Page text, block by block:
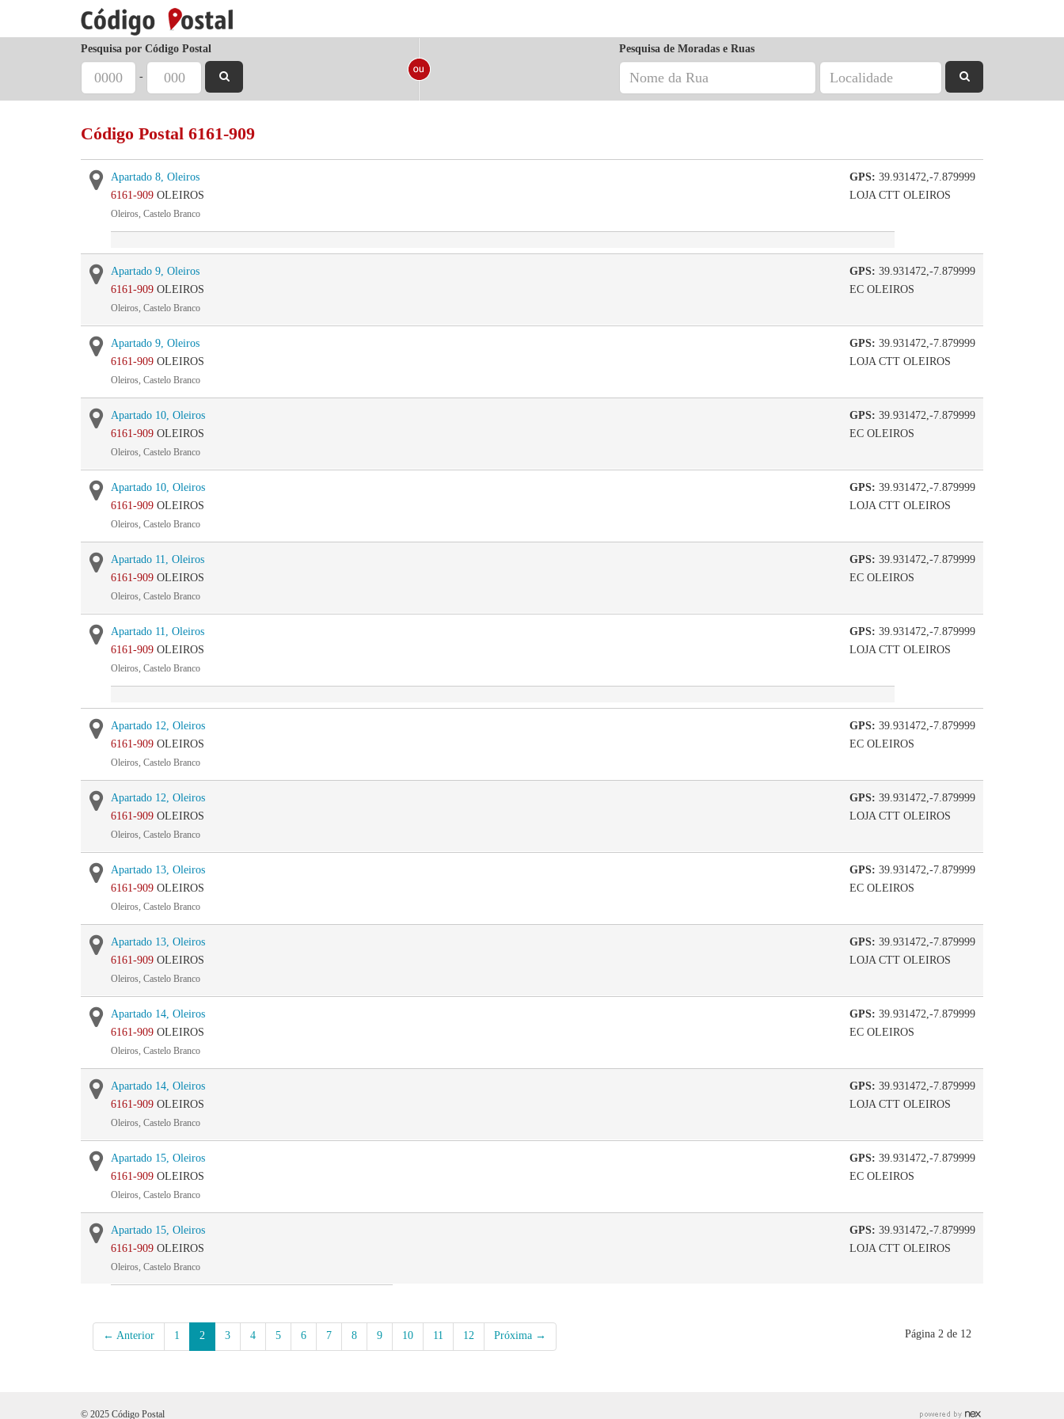
Pesquisa por Código Postal
-
Pesquisa de Moradas e Ruas
Código Postal 6161-909
GPS: 39.931472,-7.879999
LOJA CTT OLEIROS
Apartado 8, Oleiros
6161-909 OLEIROS
Oleiros, Castelo Branco
GPS: 39.931472,-7.879999
EC OLEIROS
Apartado 9, Oleiros
6161-909 OLEIROS
Oleiros, Castelo Branco
GPS: 39.931472,-7.879999
LOJA CTT OLEIROS
Apartado 9, Oleiros
6161-909 OLEIROS
Oleiros, Castelo Branco
GPS: 39.931472,-7.879999
EC OLEIROS
Apartado 10, Oleiros
6161-909 OLEIROS
Oleiros, Castelo Branco
GPS: 39.931472,-7.879999
LOJA CTT OLEIROS
Apartado 10, Oleiros
6161-909 OLEIROS
Oleiros, Castelo Branco
GPS: 39.931472,-7.879999
EC OLEIROS
Apartado 11, Oleiros
6161-909 OLEIROS
Oleiros, Castelo Branco
GPS: 39.931472,-7.879999
LOJA CTT OLEIROS
Apartado 11, Oleiros
6161-909 OLEIROS
Oleiros, Castelo Branco
GPS: 39.931472,-7.879999
EC OLEIROS
Apartado 12, Oleiros
6161-909 OLEIROS
Oleiros, Castelo Branco
GPS: 39.931472,-7.879999
LOJA CTT OLEIROS
Apartado 12, Oleiros
6161-909 OLEIROS
Oleiros, Castelo Branco
GPS: 39.931472,-7.879999
EC OLEIROS
Apartado 13, Oleiros
6161-909 OLEIROS
Oleiros, Castelo Branco
GPS: 39.931472,-7.879999
LOJA CTT OLEIROS
Apartado 13, Oleiros
6161-909 OLEIROS
Oleiros, Castelo Branco
GPS: 39.931472,-7.879999
EC OLEIROS
Apartado 14, Oleiros
6161-909 OLEIROS
Oleiros, Castelo Branco
GPS: 39.931472,-7.879999
LOJA CTT OLEIROS
Apartado 14, Oleiros
6161-909 OLEIROS
Oleiros, Castelo Branco
GPS: 39.931472,-7.879999
EC OLEIROS
Apartado 15, Oleiros
6161-909 OLEIROS
Oleiros, Castelo Branco
GPS: 39.931472,-7.879999
LOJA CTT OLEIROS
Apartado 15, Oleiros
6161-909 OLEIROS
Oleiros, Castelo Branco
← Anterior 1 2 3 4 5 6 7 8 9 10 11 12 Próxima → Página 2 de 12
© 2025 Código Postal